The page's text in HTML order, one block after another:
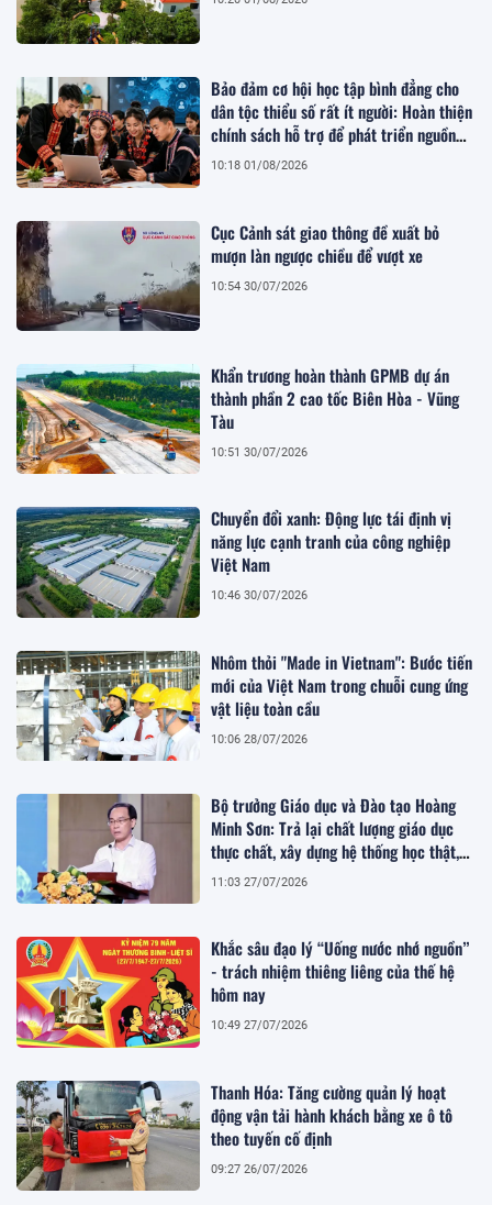
Bảo đảm cơ hội học tập bình đẳng cho
dân tộc thiểu số rất ít người: Hoàn thiện
chính sách hỗ trợ để phát triển nguồn
nhân lực bền vững
10:18 01/08/2026
Cục Cảnh sát giao thông đề xuất bỏ
mượn làn ngược chiều để vượt xe
10:54 30/07/2026
Khẩn trương hoàn thành GPMB dự án
thành phần 2 cao tốc Biên Hòa - Vũng
Tàu
10:51 30/07/2026
Chuyển đổi xanh: Động lực tái định vị
năng lực cạnh tranh của công nghiệp
Việt Nam
10:46 30/07/2026
Nhôm thỏi "Made in Vietnam": Bước tiến
mới của Việt Nam trong chuỗi cung ứng
vật liệu toàn cầu
10:06 28/07/2026
Bộ trưởng Giáo dục và Đào tạo Hoàng
Minh Sơn: Trả lại chất lượng giáo dục
thực chất, xây dựng hệ thống học thật,
thi thật
11:03 27/07/2026
Khắc sâu đạo lý “Uống nước nhớ nguồn”
- trách nhiệm thiêng liêng của thế hệ
hôm nay
10:49 27/07/2026
Thanh Hóa: Tăng cường quản lý hoạt
động vận tải hành khách bằng xe ô tô
theo tuyến cố định
09:27 26/07/2026